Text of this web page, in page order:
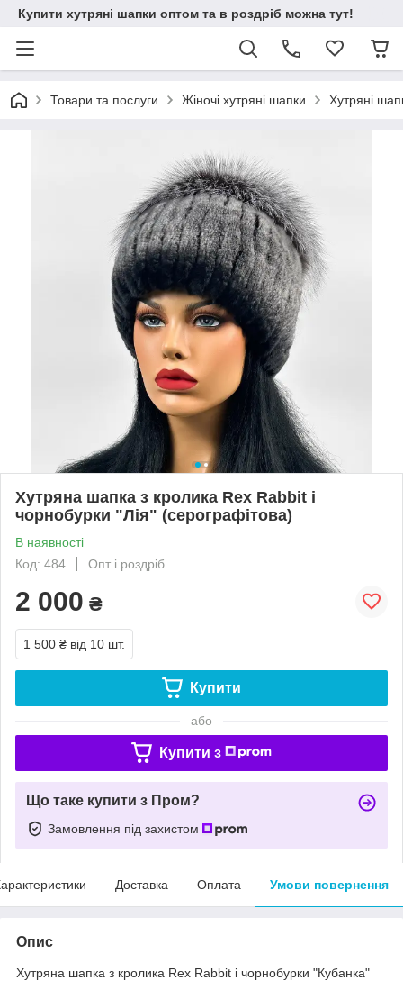
Купити хутряні шапки оптом та в роздріб можна тут!
Товари та послуги Жіночі хутряні шапки Хутряні
Хутряна шапка з кролика Rex Rabbit і
чорнобурки "Лія" (серографітова)
В наявності
Код: 484
Опт і роздріб
2 000 ₴
1 500 ₴ від 10 шт.
Купити
або
Купити з
Що таке купити з Пром?
Замовлення під захистом
Доставка Оплата Умови повернення
Опис
Хутряна шапка з кролика Rex Rabbit і чорнобурки "Кубанка"